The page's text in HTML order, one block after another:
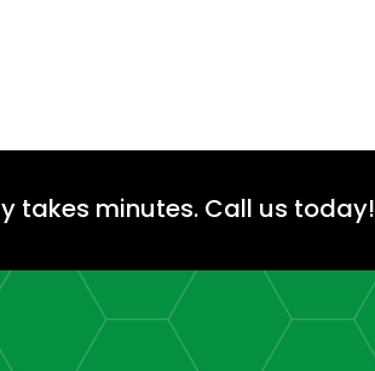
takes minutes. Call us today!